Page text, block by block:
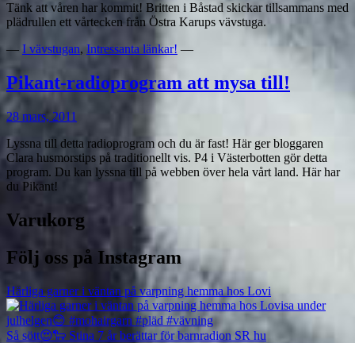
Tänk att våren har kommit! Britten i Båstad skickar tillsammans med
plädrullen ett vårtecken från Östra Karups vävstuga.
— I vävstugan, Intressanta länkar! —
Pikant-radioprogram att mysa till!
28 mars, 2011
Lyssna till detta radioprogram och du är fast! Här ger bloggaren
Clara husmorstips på traditionellt vis. P4 i Västerbotten gör detta
program. Du kan lyssna till på webben över hela vårt land. Här har
du Pikant!
Varukorg
Följ oss på Instagram
Härliga garner i väntan på varpning hemma hos Lovi
Så sött😍🐑 Stina 7 år berättar för barnradion SR hu